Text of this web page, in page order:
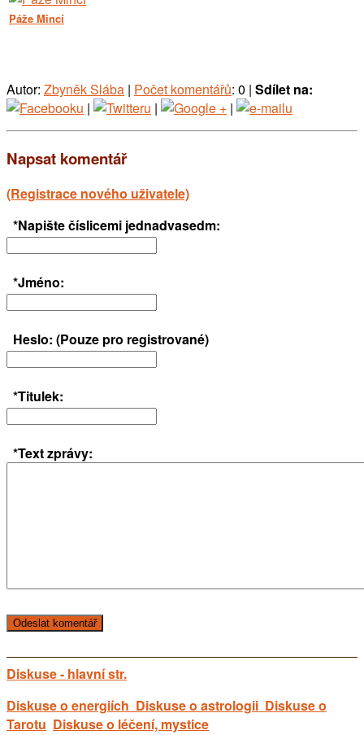
Páže Mincí
Autor: Zbyněk Slába | Počet komentářů: 0 | Sdílet na:
|
| |
Napsat komentář
(Registrace nového uživatele)
*Napište číslicemi jednadvasedm:
*Jméno:
Heslo: (Pouze pro registrované)
*Titulek:
*Text zprávy:
Diskuse - hlavní str.
Diskuse o energiích Diskuse o astrologii Diskuse o
Tarotu Diskuse o léčení, mystice